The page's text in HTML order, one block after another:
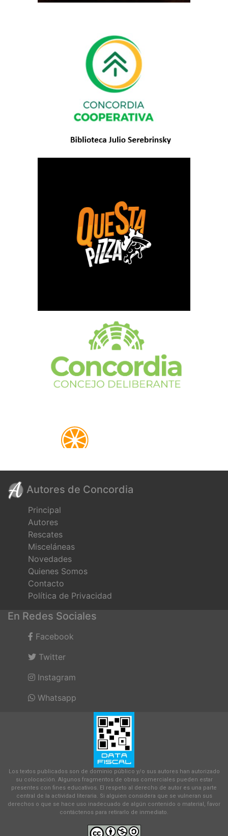
Autores de Concordia
Principal
Autores
Rescates
Misceláneas
Novedades
Quienes Somos
Contacto
Política de Privacidad
En Redes Sociales
Facebook
Twitter
Instagram
Whatsapp
Los textos publicados son de dominio público y/o sus autores han autorizado
su colocación. Algunos fragmentos de obras comerciales pueden estar
presentes con fines educativos. El respeto al derecho de autor es una parte
central de la actividad literaria. Si alguien considera que se vulneran sus
derechos o que se hace uso inadecuado de algún contenido o material, favor
contáctenos para retirarlo de inmediato.